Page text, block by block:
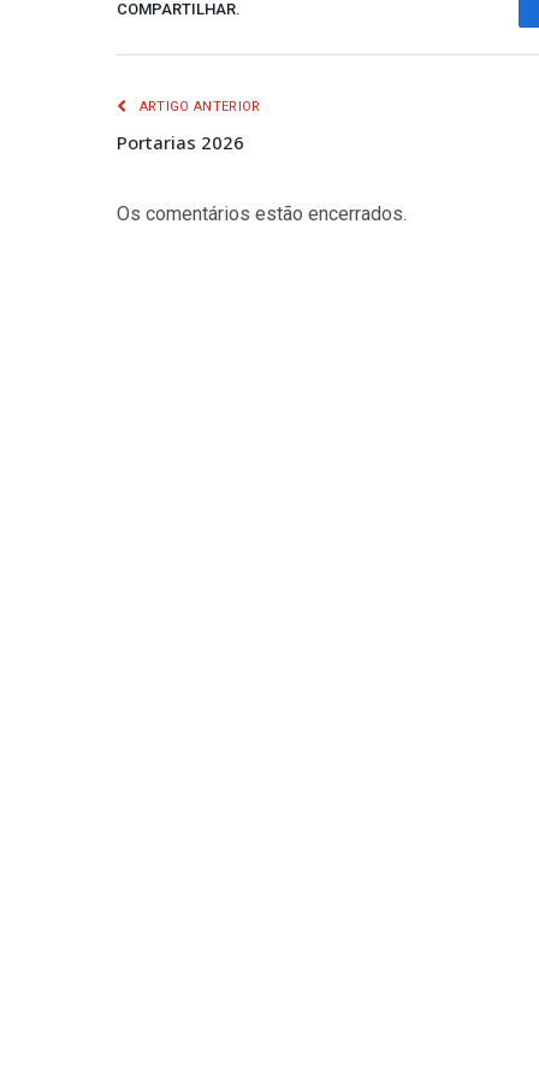
COMPARTILHAR.
ARTIGO ANTERIOR
Portarias 2026
Os comentários estão encerrados.